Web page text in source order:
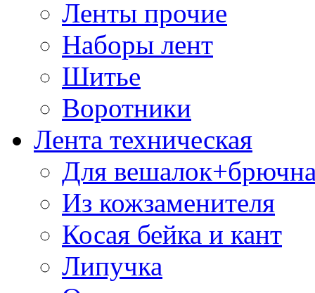
Ленты прочие
Наборы лент
Шитье
Воротники
Лента техническая
Для
Из кожзаменителя
Косая бейка и кант
Липучка